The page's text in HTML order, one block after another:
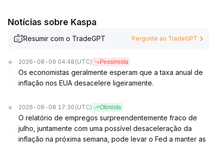
Notícias sobre Kaspa
Resumir com o TradeGPT Pergunte ao TradeGPT
2026-08-09 04:48 (UTC) Pessimista
Os economistas geralmente esperam que a taxa anual de
inflação nos EUA desacelere ligeiramente.
2026-08-08 17:30 (UTC) Otimista
O relatório de empregos surpreendentemente fraco de
julho, juntamente com uma possível desaceleração da
inflação na próxima semana, pode levar o Fed a manter as